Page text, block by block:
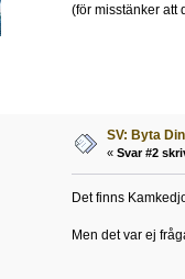
(för misstänker att
SV: Byta
« Svar #2
Det finns
Men det var ej